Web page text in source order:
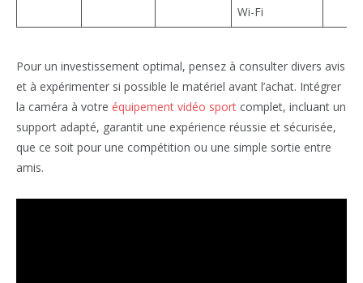
Wi-Fi
Pour un investissement optimal, pensez à consulter divers avis
et à expérimenter si possible le matériel avant l’achat. Intégrer
la caméra à votre équipement vidéo sport complet, incluant un
support adapté, garantit une expérience réussie et sécurisée,
que ce soit pour une compétition ou une simple sortie entre
amis.